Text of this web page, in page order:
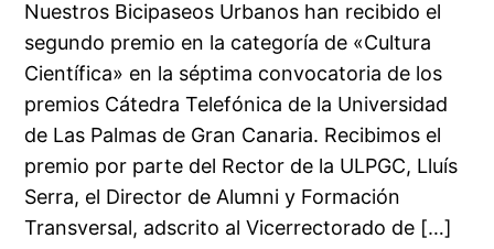
Nuestros Bicipaseos Urbanos han recibido el
segundo premio en la categoría de «Cultura
Científica» en la séptima convocatoria de los
premios Cátedra Telefónica de la Universidad
de Las Palmas de Gran Canaria. Recibimos el
premio por parte del Rector de la ULPGC, Lluís
Serra, el Director de Alumni y Formación
Transversal, adscrito al Vicerrectorado de […]